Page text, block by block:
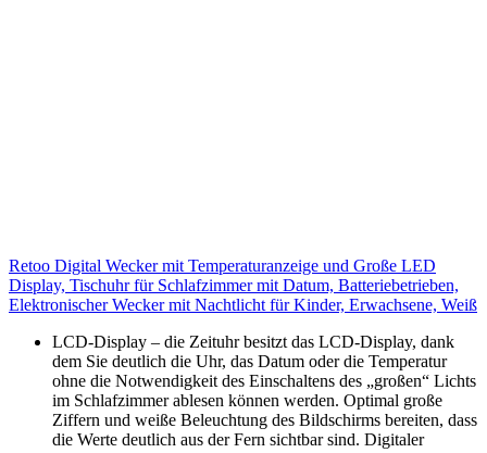
Retoo Digital Wecker mit Temperaturanzeige und Große LED
Display, Tischuhr für Schlafzimmer mit Datum, Batteriebetrieben,
Elektronischer Wecker mit Nachtlicht für Kinder, Erwachsene, Weiß
LCD-Display – die Zeituhr besitzt das LCD-Display, dank
dem Sie deutlich die Uhr, das Datum oder die Temperatur
ohne die Notwendigkeit des Einschaltens des „großen“ Lichts
im Schlafzimmer ablesen können werden. Optimal große
Ziffern und weiße Beleuchtung des Bildschirms bereiten, dass
die Werte deutlich aus der Fern sichtbar sind. Digitaler